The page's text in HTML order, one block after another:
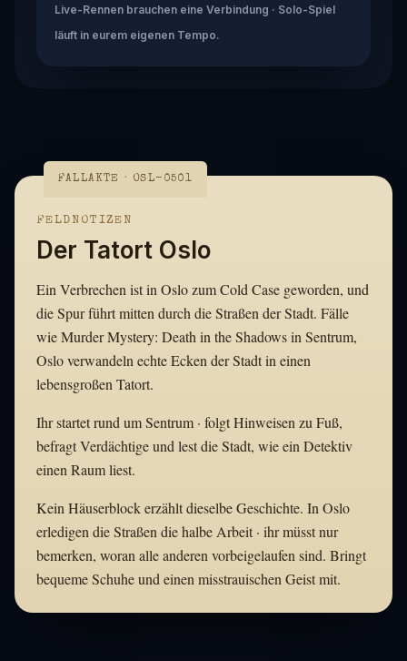
Live-Rennen brauchen eine Verbindung · Solo-Spiel
läuft in eurem eigenen Tempo.
FALLAKTE · OSL-0501
FELDNOTIZEN
Der Tatort Oslo
Ein Verbrechen ist in Oslo zum Cold Case geworden, und
die Spur führt mitten durch die Straßen der Stadt. Fälle
wie Murder Mystery: Death in the Shadows in Sentrum,
Oslo verwandeln echte Ecken der Stadt in einen
lebensgroßen Tatort.
Ihr startet rund um Sentrum · folgt Hinweisen zu Fuß,
befragt Verdächtige und lest die Stadt, wie ein Detektiv
einen Raum liest.
Kein Häuserblock erzählt dieselbe Geschichte. In Oslo
erledigen die Straßen die halbe Arbeit · ihr müsst nur
bemerken, woran alle anderen vorbeigelaufen sind. Bringt
bequeme Schuhe und einen misstrauischen Geist mit.